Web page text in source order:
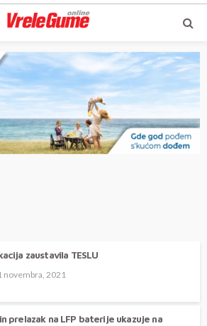
zaustavila TESLU
novembra, 2021
prelazak na LFP baterije ukazuje na